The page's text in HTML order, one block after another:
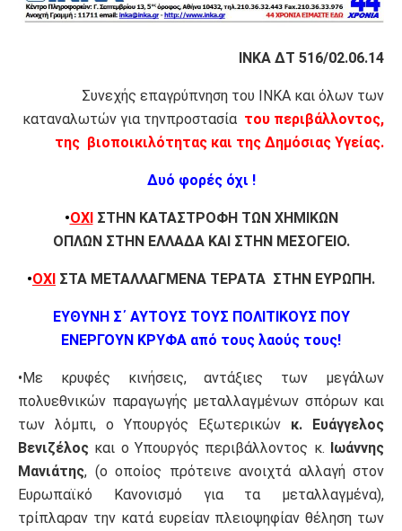
ΙΝΚΑ ΔΤ 516/02.06.14
Συνεχής επαγρύπνηση του ΙΝΚΑ και όλων των
καταναλωτών για τηνπροστασία του περιβάλλοντος,
της βιοποικιλότητας και της Δημόσιας Υγείας.
Δυό φορές όχι !
•ΟΧΙΣΤΗΝ ΚΑΤΑΣΤΡΟΦΗ ΤΩΝ ΧΗΜΙΚΩΝ
ΟΠΛΩΝ ΣΤΗΝ ΕΛΛΑΔΑ ΚΑΙ ΣΤΗΝ ΜΕΣΟΓΕΙΟ.
•ΟΧΙ ΣΤΑ ΜΕΤΑΛΛΑΓΜΕΝΑ ΤΕΡΑΤΑ ΣΤΗΝ ΕΥΡΩΠΗ.
ΕΥΘΥΝΗ Σ΄ ΑΥΤΟΥΣ ΤΟΥΣ ΠΟΛΙΤΙΚΟΥΣ ΠΟΥ
ΕΝΕΡΓΟΥΝ ΚΡΥΦΑ από τους λαούς τους!
•Με κρυφές κινήσεις, αντάξιες των μεγάλων
πολυεθνικών παραγωγής μεταλλαγμένων σπόρων και
των λόμπι, ο Υπουργός Εξωτερικών κ. Ευάγγελος
Βενιζέλος και ο Υπουργός περιβάλλοντος κ. Ιωάννης
Μανιάτης, (ο οποίος πρότεινε ανοιχτά αλλαγή στον
Ευρωπαϊκό Κανονισμό για τα μεταλλαγμένα),
τρίπλαραν την κατά ευρείαν πλειοψηφίαν θέληση των